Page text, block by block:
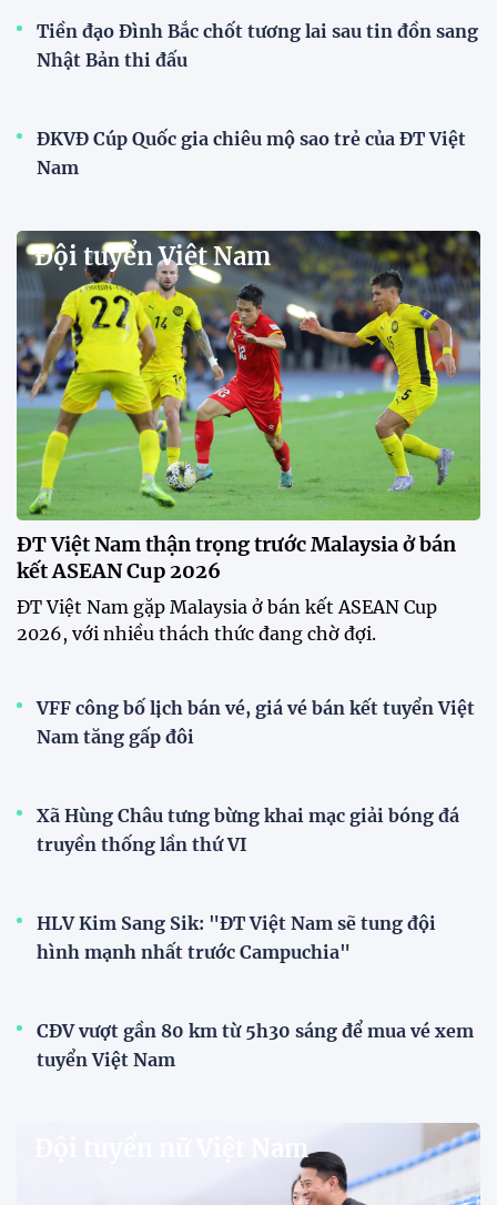
Tiền đạo Đình Bắc chốt tương lai sau tin đồn sang
Nhật Bản thi đấu
ĐKVĐ Cúp Quốc gia chiêu mộ sao trẻ của ĐT Việt
Nam
Đội tuyển Việt Nam
ĐT Việt Nam thận trọng trước Malaysia ở bán
kết ASEAN Cup 2026
ĐT Việt Nam gặp Malaysia ở bán kết ASEAN Cup
2026, với nhiều thách thức đang chờ đợi.
VFF công bố lịch bán vé, giá vé bán kết tuyển Việt
Nam tăng gấp đôi
Xã Hùng Châu tưng bừng khai mạc giải bóng đá
truyền thống lần thứ VI
HLV Kim Sang Sik: "ĐT Việt Nam sẽ tung đội
hình mạnh nhất trước Campuchia"
CĐV vượt gần 80 km từ 5h30 sáng để mua vé xem
tuyển Việt Nam
Đội tuyển nữ Việt Nam